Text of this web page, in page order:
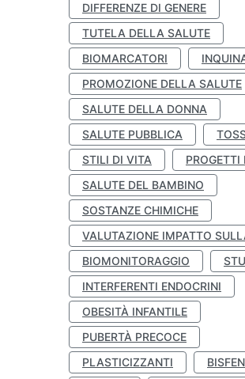
DIFFERENZE DI GENERE
TUTELA DELLA SALUTE
BIOMARCATORI
PROMOZIONE DELLA SALUTE
SALUTE DELLA DONNA
SALUTE PUBBLICA
STILI DI VITA
PROGETTI
SALUTE DEL BAMBINO
SOSTANZE CHIMICHE
VALUTAZIONE IMPATTO
BIOMONITORAGGIO
INTERFERENTI ENDOCRINI
OBESITÀ INFANTILE
PUBERTÀ PRECOCE
PLASTICIZZANTI